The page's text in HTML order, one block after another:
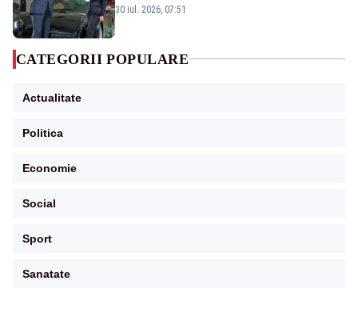
publice
30 iul. 2026, 07:51
CATEGORII POPULARE
Actualitate
Politica
Economie
Social
Sport
Sanatate